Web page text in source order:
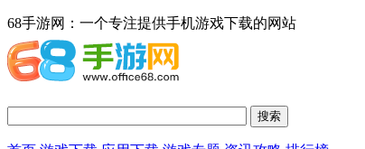
68手游网：一个专注提供手机游戏下载的网站